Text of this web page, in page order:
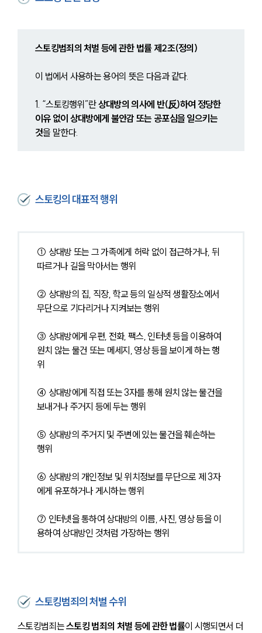
스토킹범죄의 처벌 등에 관한 법률 제2조(정의)
이 법에서 사용하는 용어의 뜻은 다음과 같다.
1. “스토킹행위”란 상대방의 의사에 반(反)하여 정당한
이유 없이 상대방에게 불안감 또는 공포심을 일으키는
것을 말한다.
스토킹의 대표적 행위
① 상대방 또는 그 가족에게 허락 없이 접근하거나, 뒤
따르거나 길을 막아서는 행위
② 상대방의 집, 직장, 학교 등의 일상적 생활장소에서
무단으로 기다리거나 지켜보는 행위
③ 상대방에게 우편, 전화, 팩스, 인터넷 등을 이용하여
원치 않는 물건 또는 메세지, 영상 등을 보이게 하는 행
위
④ 상대방에게 직접 또는 3자를 통해 원치 않는 물건을
보내거나 주거지 등에 두는 행위
⑤ 상대방의 주거지 및 주변에 있는 물건을 훼손하는
행위
⑥ 상대방의 개인정보 및 위치정보를 무단으로 제 3자
에게 유포하거나 게시하는 행위
⑦ 인터넷을 통하여 상대방의 이름, 사진, 영상 등을 이
용하여 상대방인 것처럼 가장하는 행위
스토킹범죄의 처벌 수위
스토킹범죄는 스토킹 범죄의 처벌 등에 관한 법률이 시행되면서 더